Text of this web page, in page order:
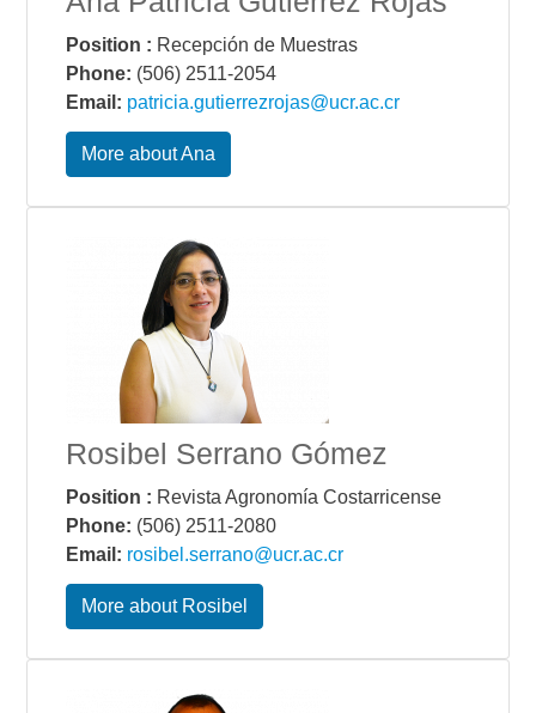
Position : Recepción de Muestras
Phone: (506) 2511-2054
Email: patricia.gutierrezrojas@ucr.ac.cr
More about Ana
Rosibel Serrano Gómez
Position : Revista Agronomía Costarricense
Phone: (506) 2511-2080
Email: rosibel.serrano@ucr.ac.cr
More about Rosibel